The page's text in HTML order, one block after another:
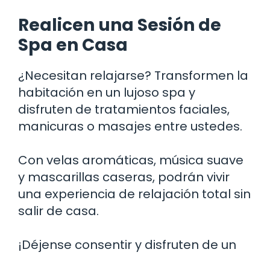
Realicen una Sesión de
Spa en Casa
¿Necesitan relajarse? Transformen la
habitación en un lujoso spa y
disfruten de tratamientos faciales,
manicuras o masajes entre ustedes.
Con velas aromáticas, música suave
y mascarillas caseras, podrán vivir
una experiencia de relajación total sin
salir de casa.
¡Déjense consentir y disfruten de un